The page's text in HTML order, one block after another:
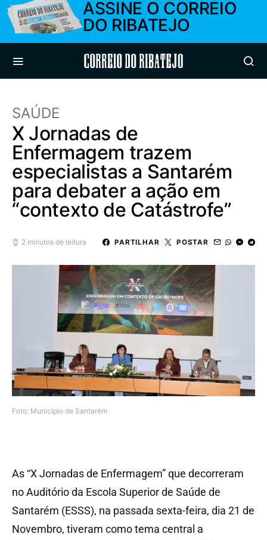
ASSINE O CORREIO
DO RIBATEJO
Correio do Ribatejo
SAÚDE
X Jornadas de
Enfermagem trazem
especialistas a Santarém
para debater a ação em
“contexto de Catástrofe”
2 minutos de leitura PARTILHAR POSTAR
Foto: Município de Santarém
As “X Jornadas de Enfermagem” que decorreram
no Auditório da Escola Superior de Saúde de
Santarém (ESSS), na passada sexta-feira, dia 21 de
Novembro, tiveram como tema central a